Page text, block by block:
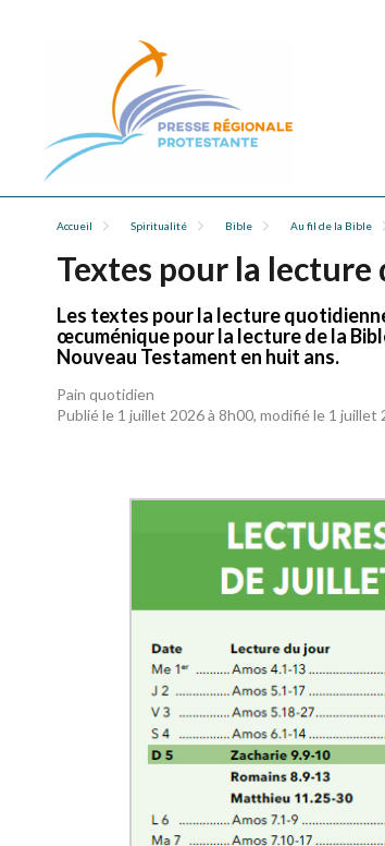
Accueil Spiritualité Bible Au fil de la Bible
Textes pour la
Les textes pour la lecture
œcuménique pour la lecture de la
Nouveau Testament en huit ans.
Pain quotidien
Publié le 1 juillet 2026 à 8h00, modifié le 1 juillet